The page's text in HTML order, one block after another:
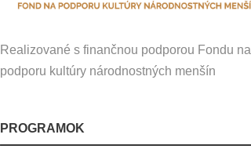
Realizované s finančnou podporou Fondu na
podporu kultúry národnostných menšín
PROGRAMOK